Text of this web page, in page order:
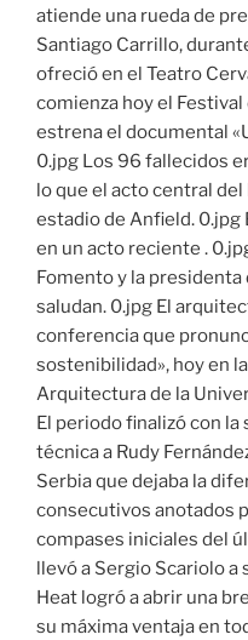
atiende una rueda de
Santiago Carrillo,
ofreció en el Teatro
comienza hoy el Festival
estrena el documental
0.jpg Los 96 fallecidos
lo que el acto central
estadio de Anfield. 0.jpg
en un acto reciente .
Fomento y la presidenta
saludan. 0.jpg El
conferencia que
sostenibilidad», hoy en
Arquitectura de la
El periodo finalizó con
técnica a Rudy
Serbia que dejaba la
consecutivos anotados
compases iniciales del
llevó a Sergio Scariolo
Heat logró a abrir una
su máxima ventaja en